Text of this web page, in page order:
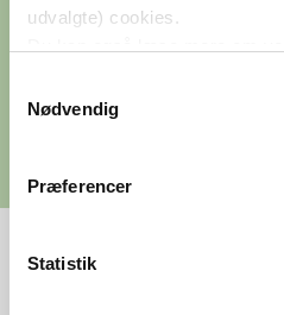
udvalgte) cookies.
Nødvendig
Præferencer
Statistik